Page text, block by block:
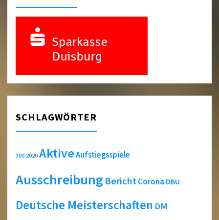
SCHLAGWÖRTER
300 2020 AktiveAufstiegsspiele
Ausschreibung BerichtCorona DBU
Deutsche Meisterschaften DM